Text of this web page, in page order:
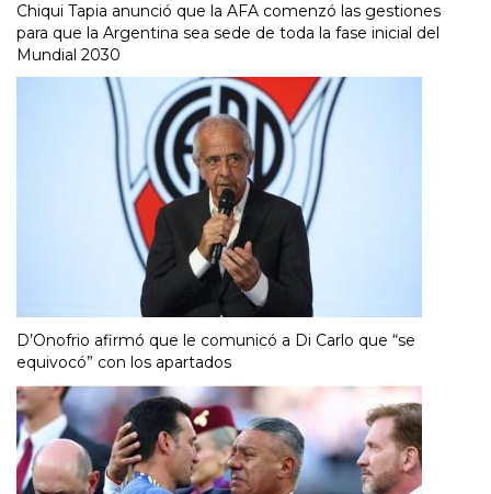
Chiqui Tapia anunció que la AFA comenzó las gestiones
para que la Argentina sea sede de toda la fase inicial del
Mundial 2030
D’Onofrio afirmó que le comunicó a Di Carlo que “se
equivocó” con los apartados